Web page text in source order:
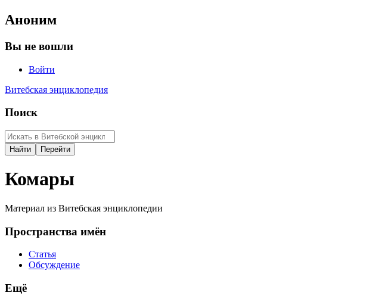
Аноним
Вы не вошли
Войти
Витебская энциклопедия
Поиск
Комары
Материал из Витебская энциклопедии
Пространства имён
Статья
Обсуждение
Ещё